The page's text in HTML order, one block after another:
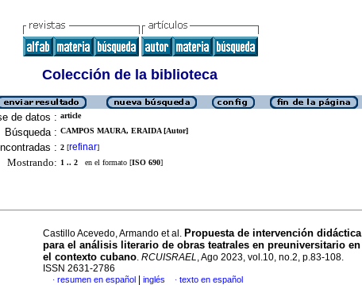
Colección de la biblioteca
de datos : article
Búsqueda : CAMPOS MAURA, ERAIDA [Autor]
: 2 [refinar]
Mostrando: 1 .. 2 en el formato [ISO 690]
Castillo Acevedo, Armando et al. Propuesta de intervención didáctica
para el análisis literario de obras teatrales en preuniversitario en
el contexto cubano. RCUISRAEL, Ago 2023, vol.10, no.2, p.83-108.
ISSN 2631-2786
· resumen en español inglés · texto en español